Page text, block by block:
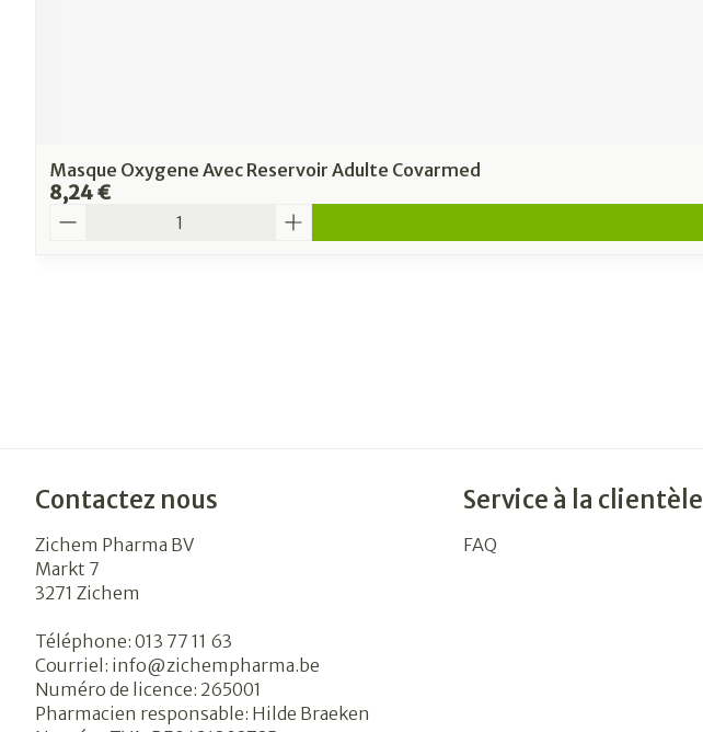
Masque Oxygene Avec Reservoir Adulte Covarmed
8,24 €
Contactez nous
Zichem Pharma BV
Markt 7
3271 Zichem
Téléphone: 013 77 11 63
Courriel: info@zichempharma.be
Numéro de licence: 265001
Pharmacien responsable: Hilde Braeken
Service à la clientèle
FAQ